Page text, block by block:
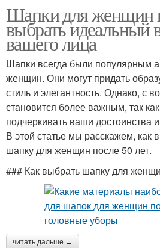
Шапки для женщин
выбрать идеальный
вашего лица
Шапки всегда были популярным
женщин. Они могут придать
стиль и элегантность. Однако, с
становится более важным, так
подчеркивать ваши достоинства
В этой статье мы расскажем, как
шапку для женщин после 50 лет.
### Как выбрать шапку для
читать дальше →